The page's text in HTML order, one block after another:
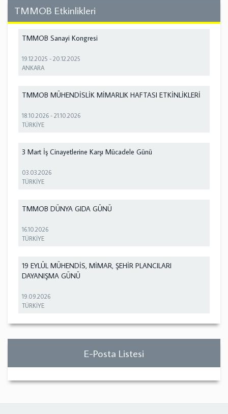
TMMOB Etkinlikleri
TMMOB Sanayi Kongresi
19.12.2025 -20.12.2025
ANKARA
TMMOB MÜHENDİSLİK MİMARLIK HAFTASI ETKİNLİKLERİ
18.10.2026 -21.10.2026
TÜRKİYE
3 Mart İş Cinayetlerine Karşı Mücadele Günü
03.03.2026
TÜRKİYE
TMMOB DÜNYA GIDA GÜNÜ
16.10.2026
TÜRKİYE
19 EYLÜL MÜHENDİS, MİMAR, ŞEHİR PLANCILARI
DAYANIŞMA GÜNÜ
19.09.2026
TÜRKİYE
E-Posta Listesi